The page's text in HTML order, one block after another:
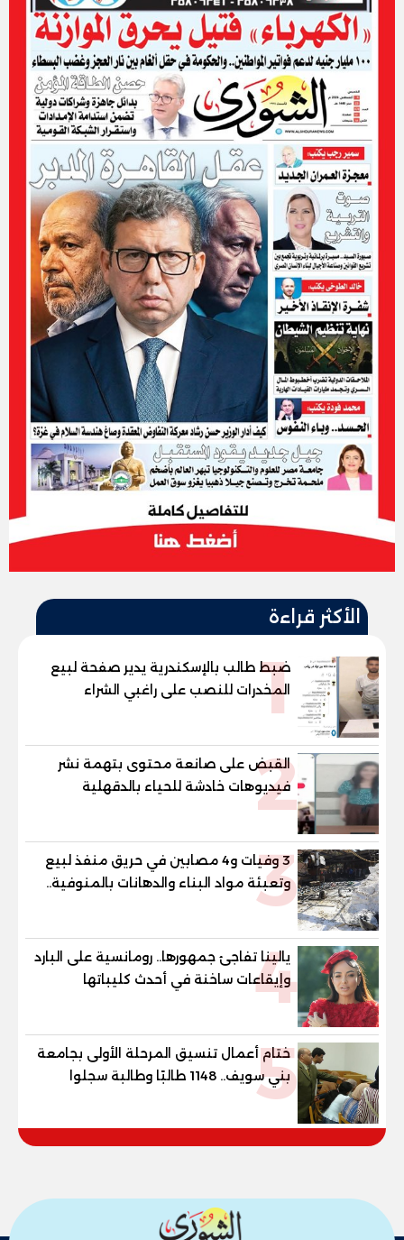
الأكثر قراءة
1
ضبط طالب بالإسكندرية يدير صفحة لبيع
المخدرات للنصب على راغبي الشراء
2
القبض على صانعة محتوى بتهمة نشر
فيديوهات خادشة للحياء بالدقهلية
3
3 وفيات و4 مصابين في حريق منفذ لبيع
وتعبئة مواد البناء والدهانات بالمنوفية..
والمحافظ يتابع من موقع الحادث
4
يالينا تفاجئ جمهورها.. رومانسية على البارد
وإيقاعات ساخنة في أحدث كليباتها
5
ختام أعمال تنسيق المرحلة الأولى بجامعة
بني سويف.. 1148 طالبًا وطالبة سجلوا
رغباتهم